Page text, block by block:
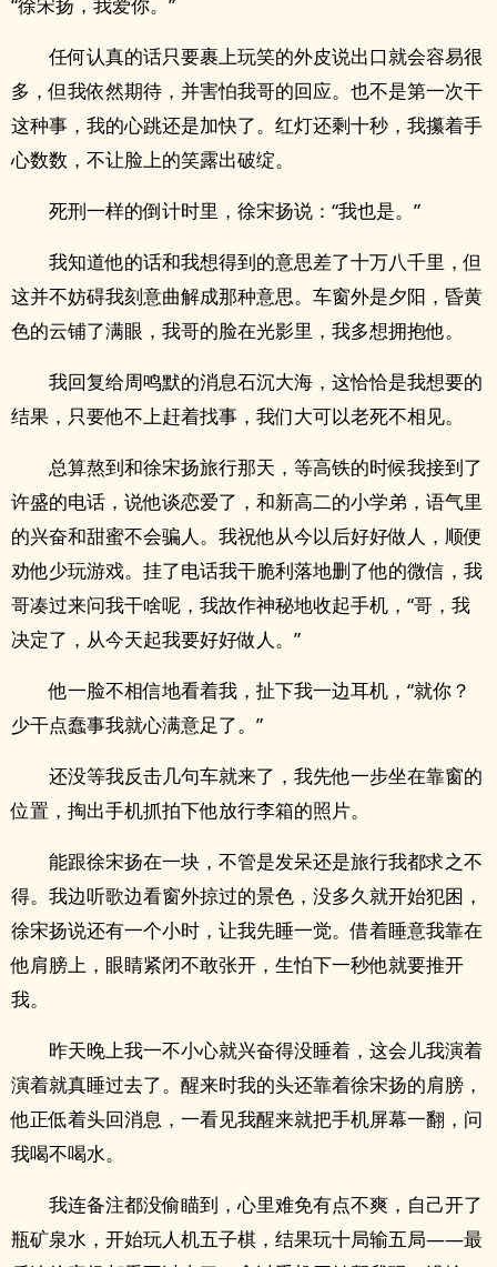
任何认真的话只要裹上玩笑的外皮说出口就会容易很
多，但我依然期待，并害怕我哥的回应。也不是第一次干
这种事，我的心跳还是加快了。红灯还剩十秒，我攥着手
心数数，不让脸上的笑露出破绽。
死刑一样的倒计时里，徐宋扬说：“我也是。”
我知道他的话和我想得到的意思差了十万八千里，但
这并不妨碍我刻意曲解成那种意思。车窗外是夕阳，昏黄
色的云铺了满眼，我哥的脸在光影里，我多想拥抱他。
我回复给周鸣默的消息石沉大海，这恰恰是我想要的
结果，只要他不上赶着找事，我们大可以老死不相见。
总算熬到和徐宋扬旅行那天，等高铁的时候我接到了
许盛的电话，说他谈恋爱了，和新高二的小学弟，语气里
的兴奋和甜蜜不会骗人。我祝他从今以后好好做人，顺便
劝他少玩游戏。挂了电话我干脆利落地删了他的微信，我
哥凑过来问我干啥呢，我故作神秘地收起手机，“哥，我
决定了，从今天起我要好好做人。”
他一脸不相信地看着我，扯下我一边耳机，“就你？
少干点蠢事我就心满意足了。”
还没等我反击几句车就来了，我先他一步坐在靠窗的
位置，掏出手机抓拍下他放行李箱的照片。
能跟徐宋扬在一块，不管是发呆还是旅行我都求之不
得。我边听歌边看窗外掠过的景色，没多久就开始犯困，
徐宋扬说还有一个小时，让我先睡一觉。借着睡意我靠在
他肩膀上，眼睛紧闭不敢张开，生怕下一秒他就要推开
我。
昨天晚上我一不小心就兴奋得没睡着，这会儿我演着
演着就真睡过去了。醒来时我的头还靠着徐宋扬的肩膀，
他正低着头回消息，一看见我醒来就把手机屏幕一翻，问
我喝不喝水。
我连备注都没偷瞄到，心里难免有点不爽，自己开了
瓶矿泉水，开始玩人机五子棋，结果玩十局输五局——最